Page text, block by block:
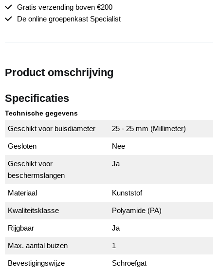
Gratis verzending boven €200
De online groepenkast Specialist
Product omschrijving
Specificaties
Technische gegevens
Geschikt voor buisdiameter 25 - 25 mm (Millimeter)
Gesloten Nee
Geschikt voor
beschermslangen
Ja
Materiaal Kunststof
Kwaliteitsklasse Polyamide (PA)
Rijgbaar Ja
Max. aantal buizen 1
Bevestigingswijze Schroefgat